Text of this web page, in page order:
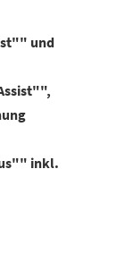
und
inkl.